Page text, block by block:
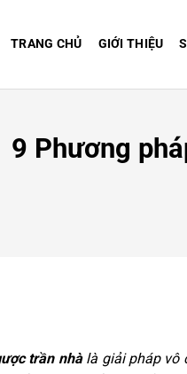
TRANG CHỦ GIỚI THIỆU
9 Phương
trần nhà là giải pháp vô